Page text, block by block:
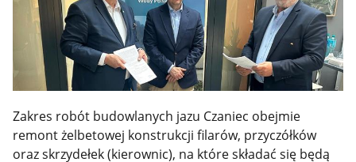
Zakres robót budowlanych jazu Czaniec obejmie
remont żelbetowej konstrukcji filarów, przyczółków
oraz skrzydełek (kierownic), na które składać się będą